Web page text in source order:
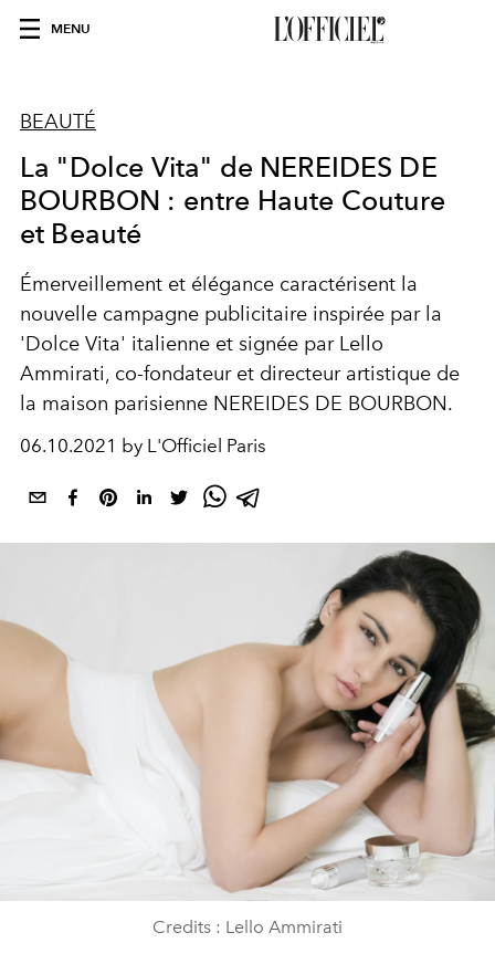
MENU
BEAUTÉ
La "Dolce Vita" de NEREIDES DE
BOURBON : entre Haute Couture
et Beauté
Émerveillement et élégance caractérisent la
nouvelle campagne publicitaire inspirée par la
'Dolce Vita' italienne et signée par Lello
Ammirati, co-fondateur et directeur artistique de
la maison parisienne NEREIDES DE BOURBON.
06.10.2021 by L'Officiel Paris
Credits : Lello Ammirati